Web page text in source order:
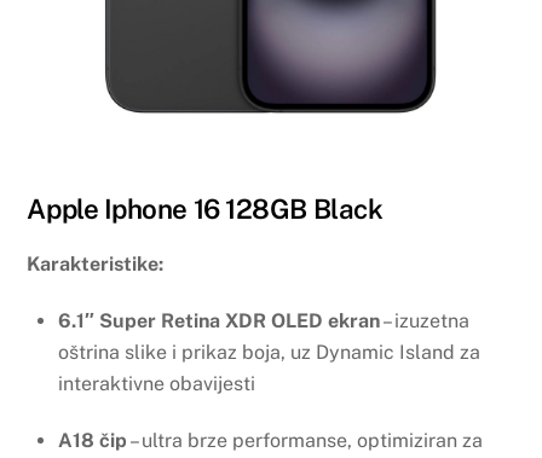
Apple Iphone 16 128GB Black
Karakteristike:
6.1″ Super Retina XDR OLED ekran– izuzetna
oštrina slike i prikaz boja, uz Dynamic Island za
interaktivne obavijesti
A18 čip – ultra brze performanse, optimiziran za